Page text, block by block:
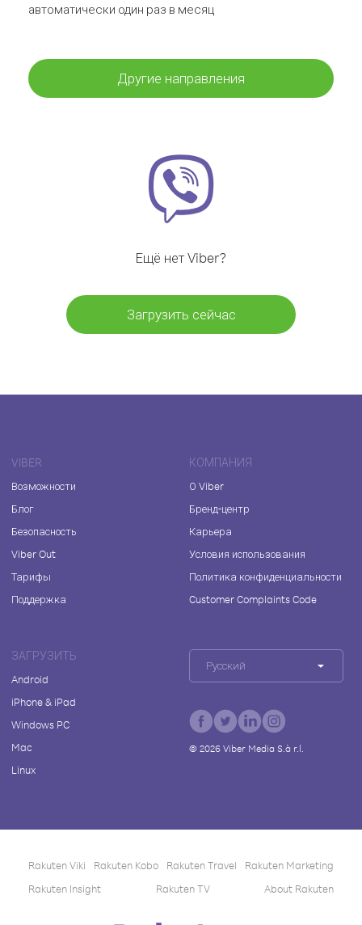
автоматически один раз в месяц
Другие направления
Ещё нет Viber?
Загрузить сейчас
VIBER
Возможности
Блог
Безопасность
Viber Out
Тарифы
Поддержка
КОМПАНИЯ
О Viber
Бренд-центр
Карьера
Условия использования
Политика конфиденциальности
Customer Complaints Code
ЗАГРУЗИТЬ
Android
iPhone & iPad
Windows PC
Mac
Linux
Русский
© 2026Viber Media S.à r.l.
Rakuten Viki Rakuten Kobo Rakuten Travel
Rakuten Marketing
Rakuten Insight
Rakuten TV About Rakuten